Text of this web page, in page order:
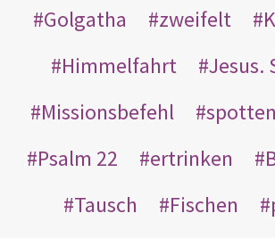
Golgatha
zweifelt
Himmelfahrt
Jesus.
Missionsbefehl
spotten
Psalm 22
ertrinken
Tausch
Fischen